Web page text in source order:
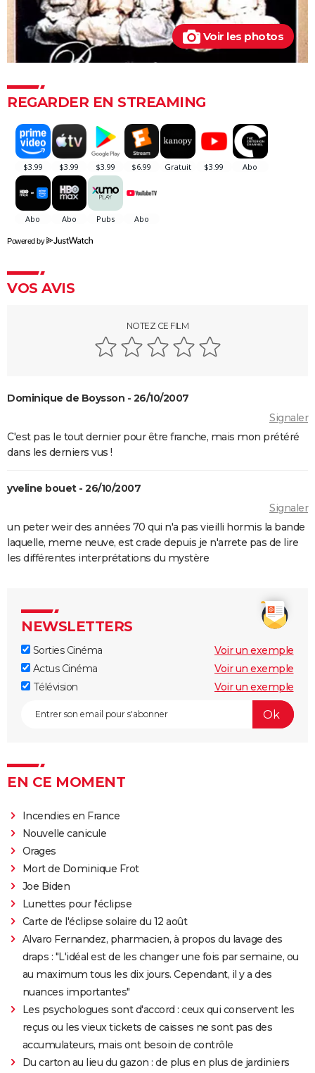
"Sexy", "navrant"... "Babygirl", thriller érotique porté
par Nicole Kidman, divise les critiques
Titanic : "ça a été un cauchemar à tourner", Kate
devenue culte
The Brutalist : la critique est unanime, voici pourquoi
il faut absolument voir ce film au cinéma
La Haine
The Father : synopsis, casting, critiques, bande-
annonce, seance, streaming...
Les Passagers de la nuit
streaming, bande-annonce...
La chambre d'à côté : faut-il voir le dernier Pedro
Le Comte de Monte-Cristo : le film avec Pierre Niney
Clint Eastwood ?
Il était une fois en Amérique
Nomadland : synopsis, casting, Oscars, photos,
Sound of Metal
Slalom
Voir les photos
REGARDER EN STREAMING
Powered by
VOS AVIS
NOTEZ CE FILM
Dominique de Boysson - 26/10/2007
Signaler
C'est pas le tout dernier pour être franche, mais mon prétéré
dans les derniers vus !
yveline bouet - 26/10/2007
Signaler
un peter weir des années 70 qui n'a pas vieilli hormis la bande
laquelle, meme neuve, est crade depuis je n'arrete pas de lire
les différentes interprétations du mystère
NEWSLETTERS
Sorties Cinéma
Voir un exemple
Actus Cinéma
Voir un exemple
Télévision
Voir un exemple
EN CE MOMENT
Incendies en France
Nouvelle canicule
Orages
Mort de Dominique Frot
Joe Biden
Lunettes pour l'éclipse
Carte de l'éclipse solaire du 12 août
Alvaro Fernandez, pharmacien, à propos du lavage des
draps : "L'idéal est de les changer une fois par semaine, ou
au maximum tous les dix jours. Cependant, il y a des
nuances importantes"
Les psychologues sont d'accord : ceux qui conservent les
reçus ou les vieux tickets de caisses ne sont pas des
accumulateurs, mais ont besoin de contrôle
Du carton au lieu du gazon : de plus en plus de jardiniers